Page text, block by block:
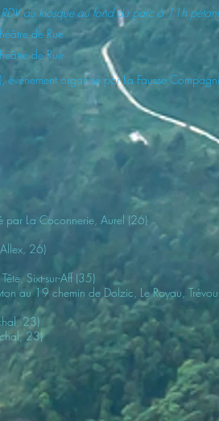
au kiosque au fond du parc à 11h
de Rue
de Rue
événement organisé par La Fausse
par La Coconnerie, Aurel (26)
26)
Le Coup de Tête,
au 19 chemin de Dolzic, Le Royau,
23)
23)